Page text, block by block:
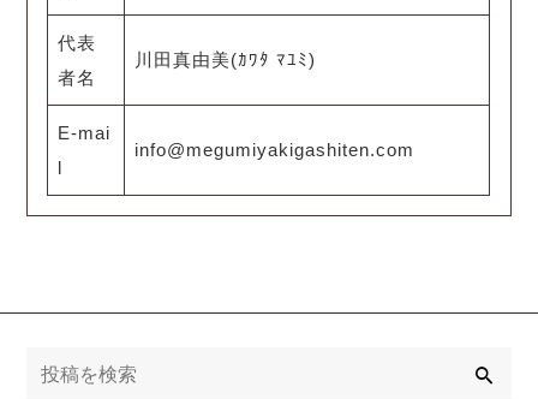
代表
者名
川田真由美(ｶﾜﾀ ﾏﾕﾐ)
E-mai
l
info@megumiyakigashiten.com